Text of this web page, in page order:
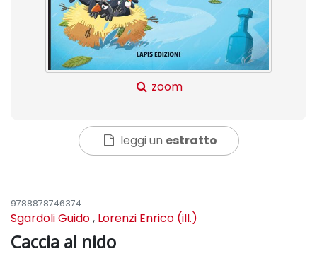
zoom
leggi un estratto
9788878746374
Sgardoli Guido, Lorenzi Enrico (ill.)
Caccia al nido